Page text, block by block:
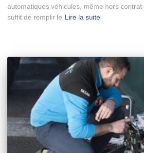
automatiques véhicules, même hors contrat
suffit de remplir le Lire la suite